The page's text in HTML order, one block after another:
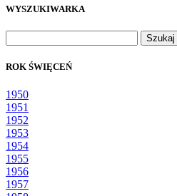
WYSZUKIWARKA
ROK ŚWIĘCEŃ
1950
1951
1952
1953
1954
1955
1956
1957